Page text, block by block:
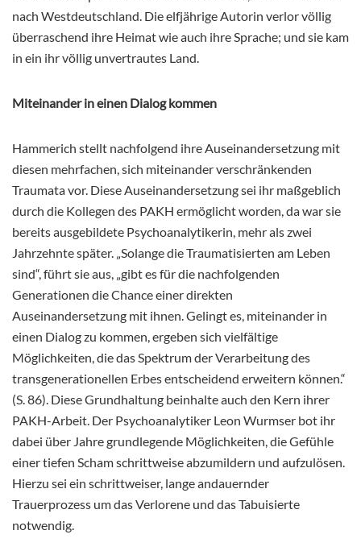
nach Westdeutschland. Die elfjährige Autorin verlor völlig
überraschend ihre Heimat wie auch ihre Sprache; und sie kam
in ein ihr völlig unvertrautes Land.
Miteinander in einen Dialog kommen
Hammerich stellt nachfolgend ihre Auseinandersetzung mit
diesen mehrfachen, sich miteinander verschränkenden
Traumata vor. Diese Auseinandersetzung sei ihr maßgeblich
durch die Kollegen des PAKH ermöglicht worden, da war sie
bereits ausgebildete Psychoanalytikerin, mehr als zwei
Jahrzehnte später. „Solange die Traumatisierten am Leben
sind“, führt sie aus, „gibt es für die nachfolgenden
Generationen die Chance einer direkten
Auseinandersetzung mit ihnen. Gelingt es, miteinander in
einen Dialog zu kommen, ergeben sich vielfältige
Möglichkeiten, die das Spektrum der Verarbeitung des
transgenerationellen Erbes entscheidend erweitern können.“
(S. 86). Diese Grundhaltung beinhalte auch den Kern ihrer
PAKH-Arbeit. Der Psychoanalytiker Leon Wurmser bot ihr
dabei über Jahre grundlegende Möglichkeiten, die Gefühle
einer tiefen Scham schrittweise abzumildern und aufzulösen.
Hierzu sei ein schrittweiser, lange andauernder
Trauerprozess um das Verlorene und das Tabuisierte
notwendig.